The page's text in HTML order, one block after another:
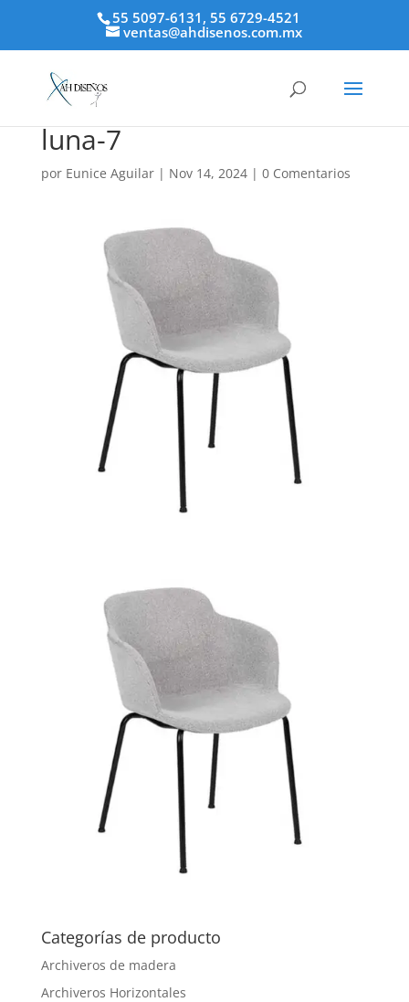
55 5097-6131, 55 6729-4521
ventas@ahdisenos.com.mx
luna-7
por Eunice Aguilar| Nov 14, 2024| 0 Comentarios
Categorías de producto
Archiveros de madera
Archiveros Horizontales